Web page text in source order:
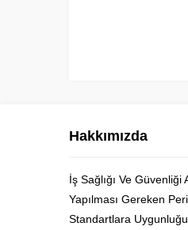
Hakkımızda
İş Sağlığı Ve
Yapılması Gereken
Standartlara
Cüneyt Bey